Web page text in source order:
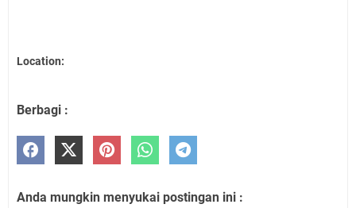
Location:
Berbagi :
Anda mungkin menyukai postingan ini :